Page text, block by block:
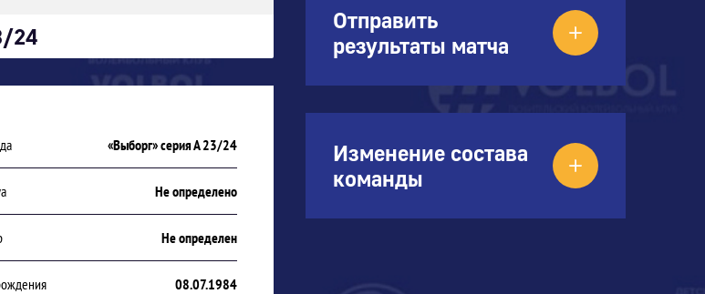
24
«Выборг» серия А 23/24
Не определено
Не определен
08.07.1984
Отправить
результаты матча
Изменение состава
команды